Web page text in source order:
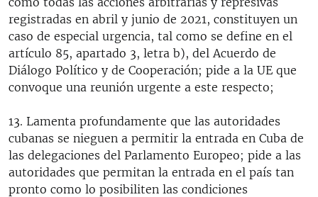
registradas en abril y junio de 2021, constituyen un
caso de especial urgencia, tal como se define en el
artículo 85, apartado 3, letra b), del Acuerdo de
Diálogo Político y de Cooperación; pide a la UE que
convoque una reunión urgente a este respecto;
13. Lamenta profundamente que las autoridades
cubanas se nieguen a permitir la entrada en Cuba de
las delegaciones del Parlamento Europeo; pide a las
autoridades que permitan la entrada en el país tan
pronto como lo posibiliten las condiciones